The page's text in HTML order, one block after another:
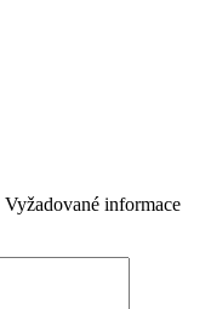
Vyžadované informace